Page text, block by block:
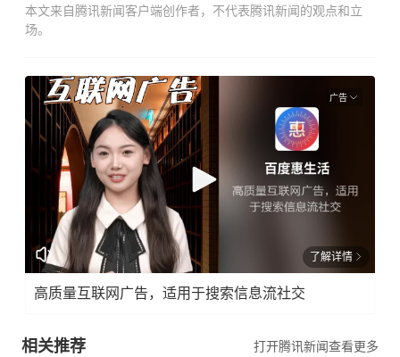
本文来自腾讯新闻客户端创作者，不代表腾讯新闻的观点和立
场。
广告
了解详情
高质量互联网广告，适用于搜索信息流社交
相关推荐 打开腾讯新闻查看更多